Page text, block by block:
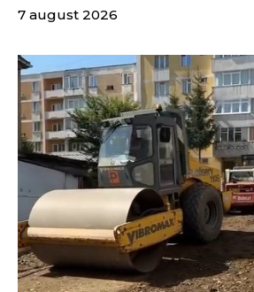
7 august 2026